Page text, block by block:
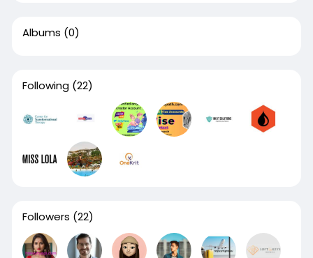
Albums (0)
Following (22)
Followers (22)